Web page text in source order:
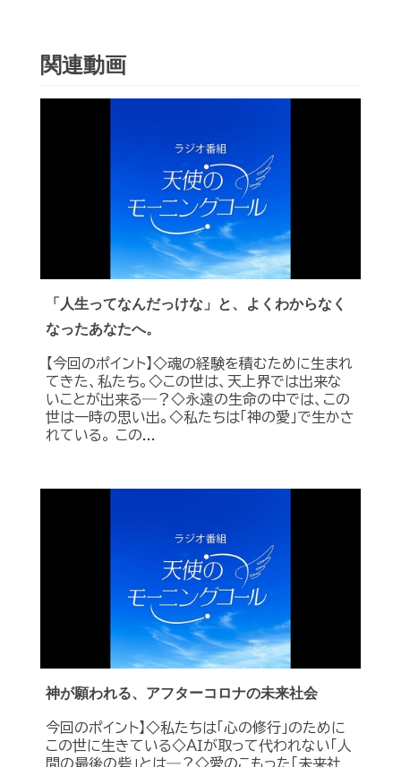
関連動画
「人生ってなんだっけな」と、よくわからなく
なったあなたへ。
【今回のポイント】◇魂の経験を積むために生まれ
てきた、私たち。◇この世は、天上界では出来な
いことが出来る―？◇永遠の生命の中では、この
世は一時の思い出。◇私たちは「神の愛」で生かさ
れている。 この...
神が願われる、アフターコロナの未来社会
今回のポイント】◇私たちは「心の修行」のために
この世に生きている◇ＡＩが取って代われない「人
間の最後の砦」とは―？◇愛のこもった「未来社